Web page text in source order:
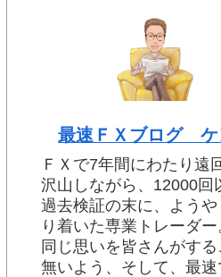
最速ＦＸブログ ケ
ＦＸで7年間にわたり遠
沢山しながら、12000回
過去検証の末に、よう
り着いた専業トレーダー
同じ思いを皆さんがす
無いよう、そして、最速